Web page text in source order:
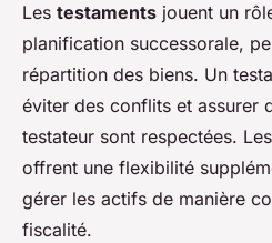
Les testaments jouent un
planification successorale,
répartition des biens. Un
éviter des conflits et assurer
testateur sont respectées.
offrent une flexibilité
gérer les actifs de manière
fiscalité.